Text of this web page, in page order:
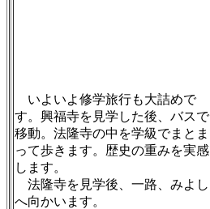
いよいよ修学旅行も大詰めで
す。興福寺を見学した後、バスで
移動。法隆寺の中を学級でまとま
って歩きます。歴史の重みを実感
します。
法隆寺を見学後、一路、みよし
へ向かいます。